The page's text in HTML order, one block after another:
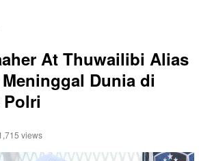
At Thuwailibi Alias
Dunia di
Polri
views